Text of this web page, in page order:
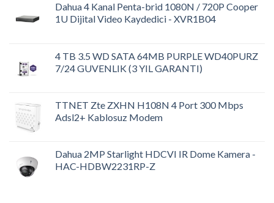
Dahua 4 Kanal Penta-brid 1080N / 720P Cooper
1U Dijital Video Kaydedici - XVR1B04
4 TB 3.5 WD SATA 64MB PURPLE WD40PURZ
7/24 GUVENLIK (3 YIL GARANTI)
TTNET Zte ZXHN H108N 4 Port 300 Mbps
Adsl2+ Kablosuz Modem
Dahua 2MP Starlight HDCVI IR Dome Kamera -
HAC-HDBW2231RP-Z